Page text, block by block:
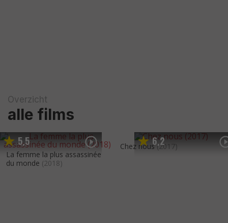
Overzicht
alle films
5,5
La femme la plus assassinée
du monde (2018)
6,2
Chez nous (2017)